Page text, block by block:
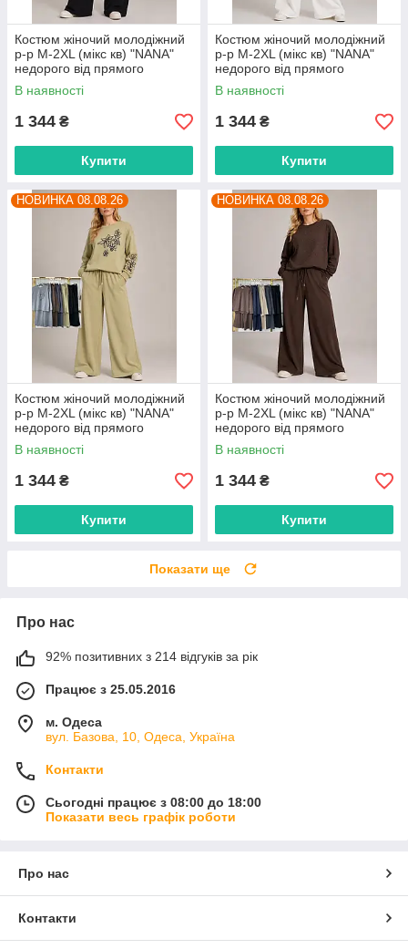
Костюм жіночий молодіжний
р-р M-2XL (мікс кв) "NANA"
недорого від прямого
постачальника
В наявності
1 344 ₴
Купити
Костюм жіночий молодіжний
р-р M-2XL (мікс кв) "NANA"
недорого від прямого
постачальника
В наявності
1 344 ₴
Купити
НОВИНКА 08.08.26
Костюм жіночий молодіжний
р-р M-2XL (мікс кв) "NANA"
недорого від прямого
постачальника
В наявності
1 344 ₴
Купити
НОВИНКА 08.08.26
Костюм жіночий молодіжний
р-р M-2XL (мікс кв) "NANA"
недорого від прямого
постачальника
В наявності
1 344 ₴
Купити
Показати ще
Про нас
92% позитивних з 214 відгуків за рік
Працює з 25.05.2016
м. Одеса
вул. Базова, 10, Одеса, Україна
Контакти
Сьогодні працює з 08:00 до 18:00
Показати весь графік роботи
Про нас
Контакти